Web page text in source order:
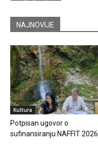
NAJNOVIJE
Kultura
Potpisan ugovor o
sufinansiranju NAFFIT 2026.